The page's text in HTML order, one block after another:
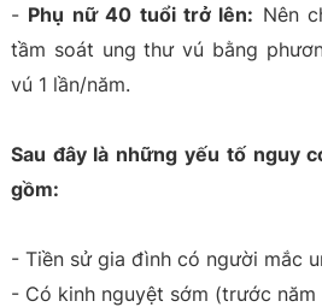
- Phụ nữ 40 tuổi trở lên: Nên
tầm soát ung thư vú bằng
vú 1 lần/năm.
Sau đây là những yếu tố nguy
gồm:
- Tiền sử gia đình có người mắc
- Có kinh nguyệt sớm (trước năm